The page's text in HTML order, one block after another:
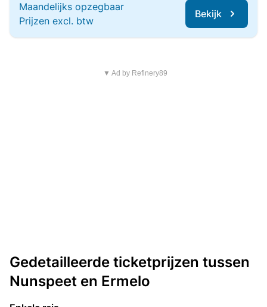
Maandelijks opzegbaar
Prijzen excl. btw
Bekijk
▼ Ad by Refinery89
Gedetailleerde ticketprijzen tussen
Nunspeet en Ermelo